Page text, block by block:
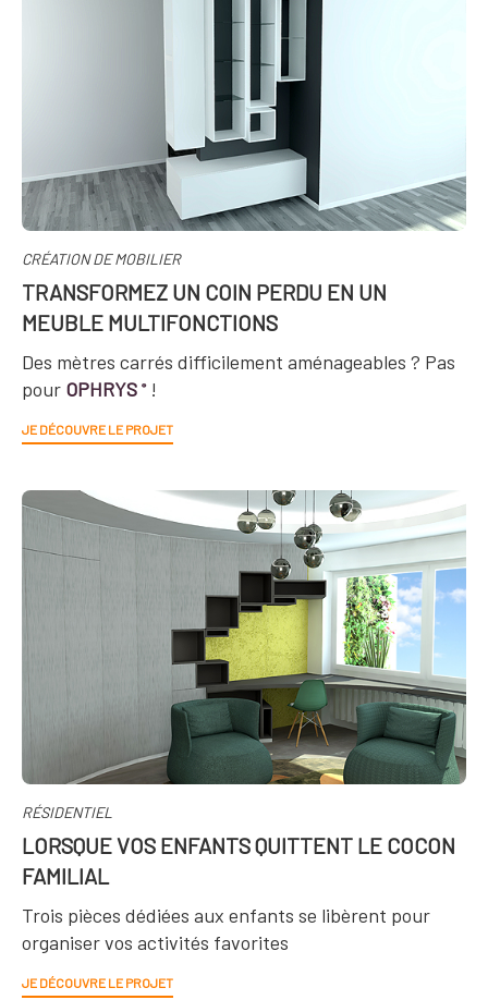
CRÉATION DE MOBILIER
TRANSFORMEZ UN COIN PERDU EN UN
MEUBLE MULTIFONCTIONS
Des mètres carrés difficilement aménageables ? Pas
pour OPHRYS ®!
JE DÉCOUVRE LE PROJET
RÉSIDENTIEL
LORSQUE VOS ENFANTS QUITTENT LE COCON
FAMILIAL
Trois pièces dédiées aux enfants se libèrent pour
organiser vos activités favorites
JE DÉCOUVRE LE PROJET